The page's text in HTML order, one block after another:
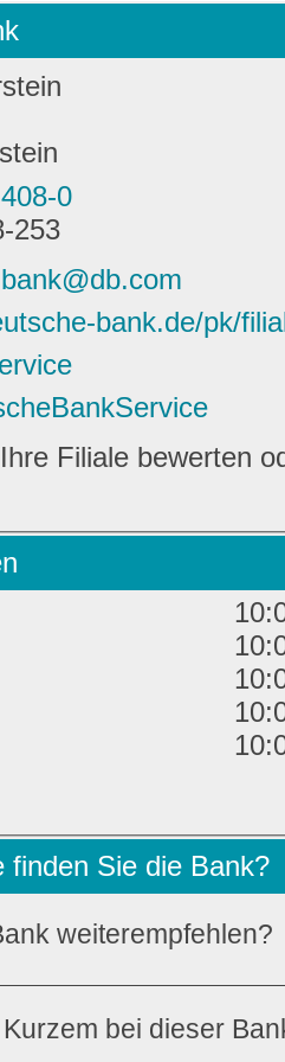
0
253
bank.de/pk/
Filiale bewerten
finden Sie die Bank?
weiterempfehlen?
bei dieser